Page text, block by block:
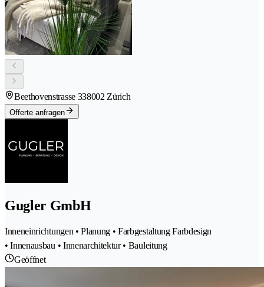
Beethovenstrasse 338002 Zürich
Offerte anfragen
Gugler GmbH
Inneneinrichtungen • Planung • Farbgestaltung Farbdesign
• Innenausbau • Innenarchitektur • Bauleitung
Geöffnet